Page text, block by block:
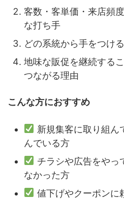
客数・客単価・来店頻
な打ち手
どの系統から手をつけ
地味な販促を継続する
つながる理由
こんな方におすすめ
新規集客に取り組ん
んでいる方
チラシや広告をやっ
なかった方
値下げやクーポンに